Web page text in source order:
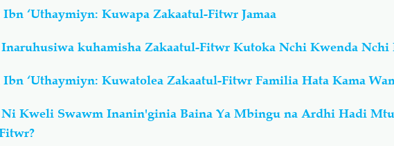
Ibn ‘Uthaymiyn: Kuwapa Zakaatul-Fitwr Jamaa
Inaruhusiwa kuhamisha Zakaatul-Fitwr Kutoka Nchi Kwenda Nchi
Ibn ‘Uthaymiyn: Kuwatolea Zakaatul-Fitwr Familia Hata Kama
Ni Kweli Swawm Inanin'ginia Baina Ya Mbingu na Ardhi Hadi